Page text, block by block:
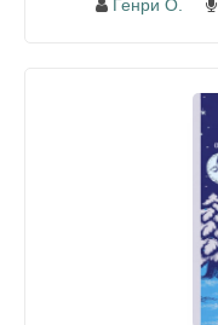
Генри О.